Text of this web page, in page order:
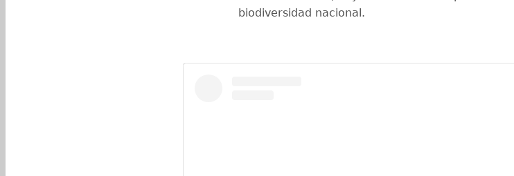
biodiversidad nacional.